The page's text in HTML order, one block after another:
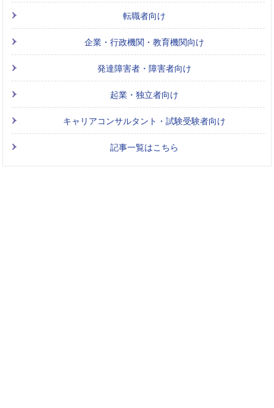
転職者向け
企業・行政機関・教育機関向け
発達障害者・障害者向け
起業・独立者向け
キャリアコンサルタント・試験受験者向け
記事一覧はこちら